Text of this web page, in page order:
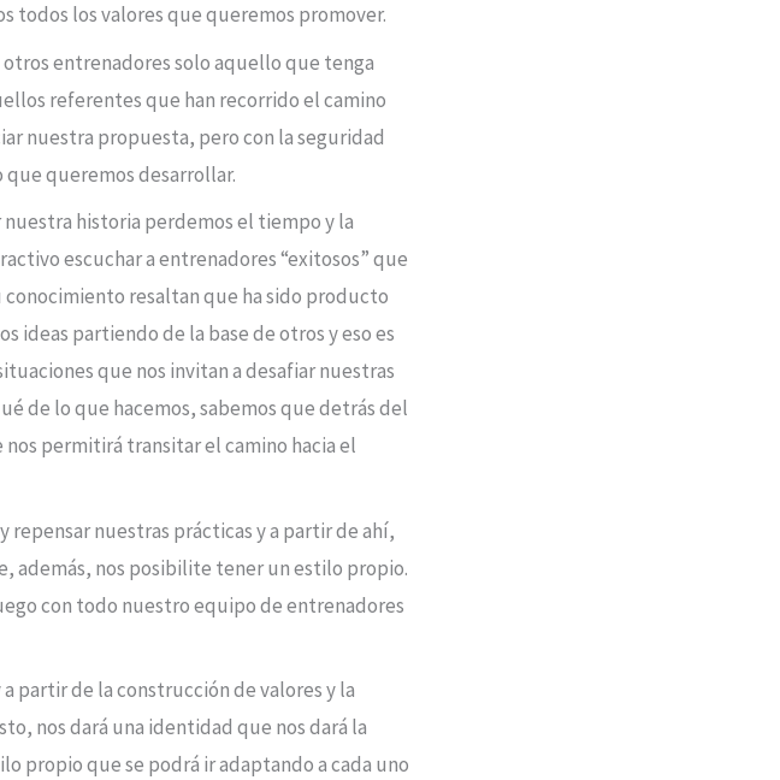
todos los valores que queremos promover.
entrenadores solo aquello que tenga
referentes que han recorrido el camino
nuestra propuesta, pero con la seguridad
que queremos desarrollar.
nuestra historia perdemos el tiempo y la
escuchar a entrenadores “exitosos” que
conocimiento resaltan que ha sido producto
ideas partiendo de la base de otros y eso es
que nos invitan a desafiar nuestras
de lo que hacemos, sabemos que detrás del
permitirá transitar el camino hacia el
nuestras prácticas y a partir de ahí,
además, nos posibilite tener un estilo propio.
con todo nuestro equipo de entrenadores
partir de la construcción de valores y la
nos dará una identidad que nos dará la
propio que se podrá ir adaptando a cada uno